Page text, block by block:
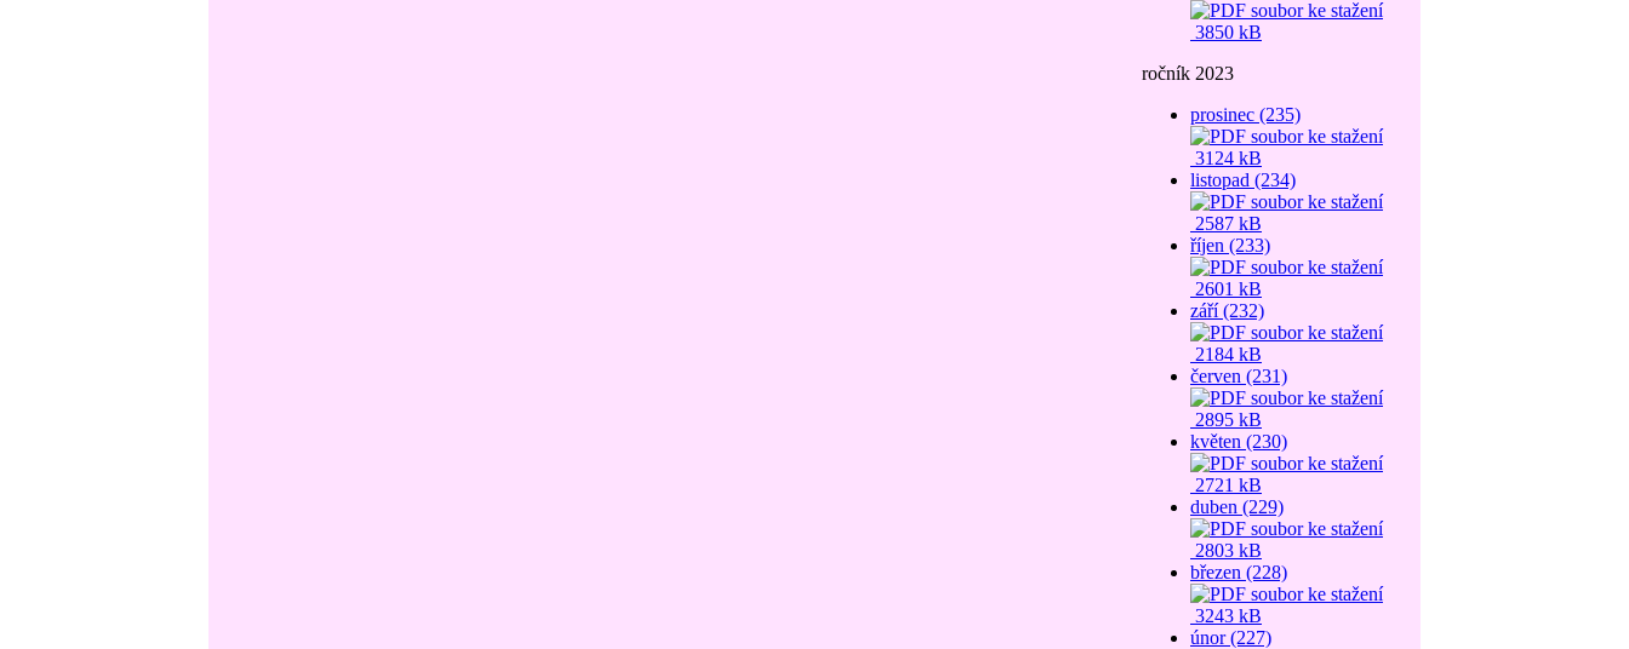
3850 kB
ročník 2023
prosinec (235)
3124 kB
listopad (234)
2587 kB
říjen (233)
2601 kB
září (232)
2184 kB
červen (231)
2895 kB
květen (230)
2721 kB
duben (229)
2803 kB
březen (228)
3243 kB
únor (227)